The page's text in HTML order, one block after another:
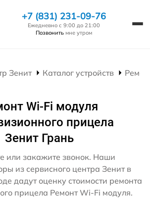
+7 (831) 231-09-76
Ежедневно с 9:00 до 21:00
Позвонить мне утром
Зенит Каталог устройств
Wi-Fi модуля
прицела
Зенит Грань
или закажите звонок. Наши
из сервисного центра Зенит в
дадут оценку стоимости ремонта
прицела Ремонт Wi-Fi модуля.